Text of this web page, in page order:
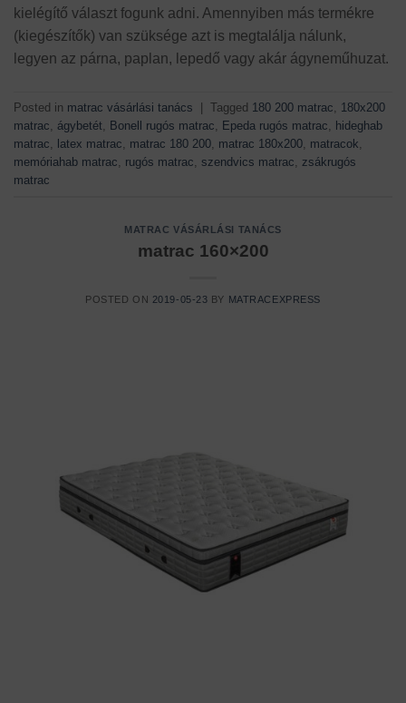
kielégítő választ fogunk adni. Amennyiben más termékre
(kiegészítők) van szüksége azt is megtalálja nálunk,
legyen az párna, paplan, lepedő vagy akár ágyneműhuzat.
Posted in matrac vásárlási tanács | Tagged 180 200 matrac
180x200
matrac ágybetét Bonell rugós matrac Epeda rugós matrac
hideghab
matrac
latex matrac matrac 180 200 matrac 180x200 matracok
memóriahab matrac
rugós matrac szendvics matrac
zsákrugós
matrac
MATRAC VÁSÁRLÁSI TANÁCS
matrac 160×200
POSTED ON 2019-05-23 BY MATRACEXPRESS